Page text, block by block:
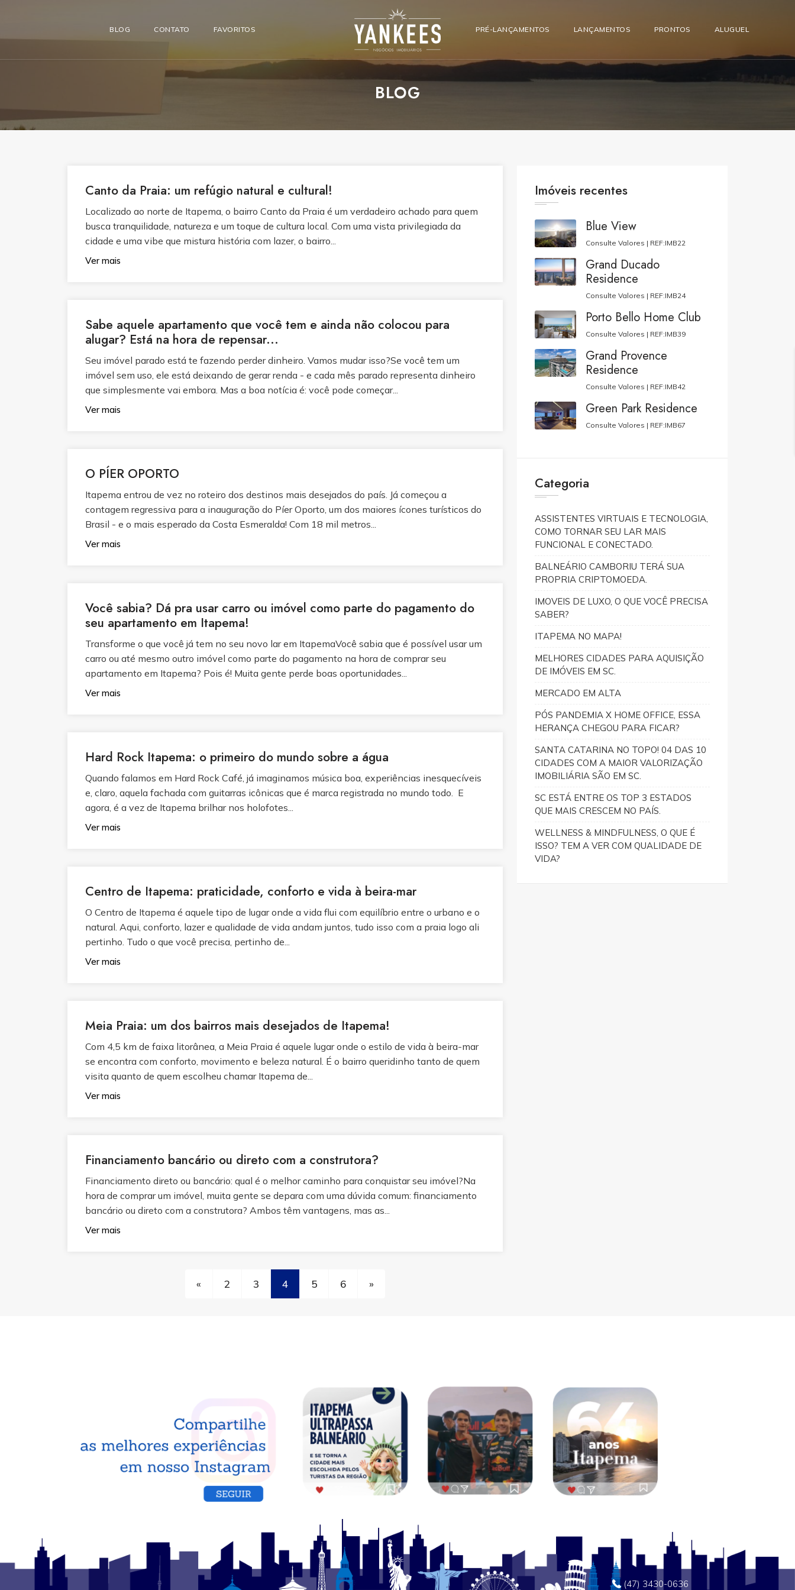
BLOG CONTATO FAVORITOS PRÉ-LANÇAMENTOS LANÇAMENTOS PRONTOS ALUGUEL
BLOG
Canto da Praia: um refúgio natural e cultural!
Localizado ao norte de Itapema, o bairro Canto da Praia é um verdadeiro achado para quem
busca tranquilidade, natureza e um toque de cultura local. Com uma vista privilegiada da
cidade e uma vibe que mistura história com lazer, o bairro...
Ver mais
Sabe aquele apartamento que você tem e ainda não colocou para
alugar? Está na hora de repensar...
Seu imóvel parado está te fazendo perder dinheiro. Vamos mudar isso?Se você tem um
imóvel sem uso, ele está deixando de gerar renda - e cada mês parado representa dinheiro
que simplesmente vai embora. Mas a boa notícia é: você pode começar...
Ver mais
O PÍER OPORTO
Itapema entrou de vez no roteiro dos destinos mais desejados do país. Já começou a
contagem regressiva para a inauguração do Píer Oporto, um dos maiores ícones turísticos do
Brasil - e o mais esperado da Costa Esmeralda! Com 18 mil metros...
Ver mais
Você sabia? Dá pra usar carro ou imóvel como parte do pagamento do
seu apartamento em Itapema!
Transforme o que você já tem no seu novo lar em ItapemaVocê sabia que é possível usar um
carro ou até mesmo outro imóvel como parte do pagamento na hora de comprar seu
apartamento em Itapema? Pois é! Muita gente perde boas oportunidades...
Ver mais
Hard Rock Itapema: o primeiro do mundo sobre a água
Quando falamos em Hard Rock Café, já imaginamos música boa, experiências inesquecíveis
e, claro, aquela fachada com guitarras icônicas que é marca registrada no mundo todo. E
agora, é a vez de Itapema brilhar nos holofotes...
Ver mais
Centro de Itapema: praticidade, conforto e vida à beira-mar
O Centro de Itapema é aquele tipo de lugar onde a vida flui com equilíbrio entre o urbano e o
natural. Aqui, conforto, lazer e qualidade de vida andam juntos, tudo isso com a praia logo ali
pertinho. Tudo o que você precisa, pertinho de...
Ver mais
Meia Praia: um dos bairros mais desejados de Itapema!
Com 4,5 km de faixa litorânea, a Meia Praia é aquele lugar onde o estilo de vida à beira-mar
se encontra com conforto, movimento e beleza natural. É o bairro queridinho tanto de quem
visita quanto de quem escolheu chamar Itapema de...
Ver mais
Financiamento bancário ou direto com a construtora?
Financiamento direto ou bancário: qual é o melhor caminho para conquistar seu imóvel?Na
hora de comprar um imóvel, muita gente se depara com uma dúvida comum: financiamento
bancário ou direto com a construtora? Ambos têm vantagens, mas as...
Ver mais
« 2 3 4 5 6 »
Imóveis recentes
Blue View
Consulte Valores | REF:IMB22
Grand Ducado
Residence
Consulte Valores | REF:IMB24
Porto Bello Home Club
Consulte Valores | REF:IMB39
Grand Provence
Residence
Consulte Valores | REF:IMB42
Green Park Residence
Consulte Valores | REF:IMB67
Categoria
ASSISTENTES VIRTUAIS E TECNOLOGIA,
COMO TORNAR SEU LAR MAIS
FUNCIONAL E CONECTADO.
BALNEÁRIO CAMBORIU TERÁ SUA
PROPRIA CRIPTOMOEDA.
IMOVEIS DE LUXO, O QUE VOCÊ PRECISA
SABER?
ITAPEMA NO MAPA!
MELHORES CIDADES PARA AQUISIÇÃO
DE IMÓVEIS EM SC.
MERCADO EM ALTA
PÓS PANDEMIA X HOME OFFICE, ESSA
HERANÇA CHEGOU PARA FICAR?
SANTA CATARINA NO TOPO! 04 DAS 10
CIDADES COM A MAIOR VALORIZAÇÃO
IMOBILIÁRIA SÃO EM SC.
SC ESTÁ ENTRE OS TOP 3 ESTADOS
QUE MAIS CRESCEM NO PAÍS.
WELLNESS & MINDFULNESS, O QUE É
ISSO? TEM A VER COM QUALIDADE DE
VIDA?
(47) 3430-0636